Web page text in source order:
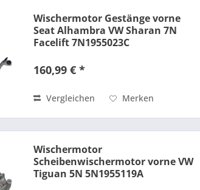
Wischermotor Gestänge vorne
Seat Alhambra VW Sharan 7N
Facelift 7N1955023C
160,99 € *
Vergleichen Merken
Wischermotor
Scheibenwischermotor vorne VW
Tiguan 5N 5N1955119A